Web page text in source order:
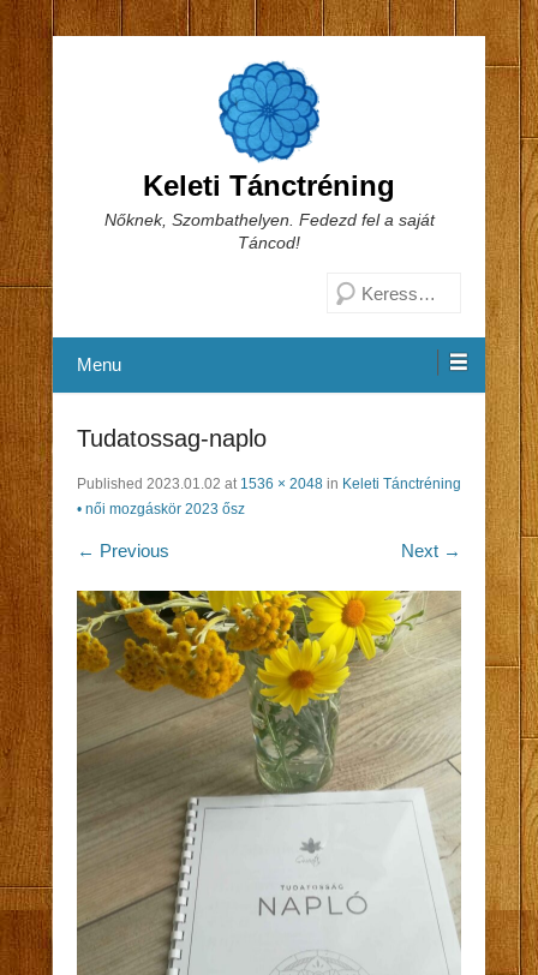
Keleti Tánctréning
Nőknek, Szombathelyen. Fedezd fel a saját
Táncod!
Menu
Tudatossag-naplo
Published 2023.01.02 at 1536 × 2048 in Keleti Tánctréning
• női mozgáskör 2023 ősz
← Previous Next →